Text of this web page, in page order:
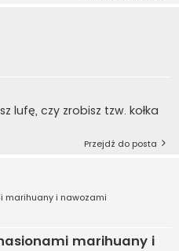
lufę, czy zrobisz tzw. kołka
Przejdź do posta
marihuany i nawozami
marihuany i